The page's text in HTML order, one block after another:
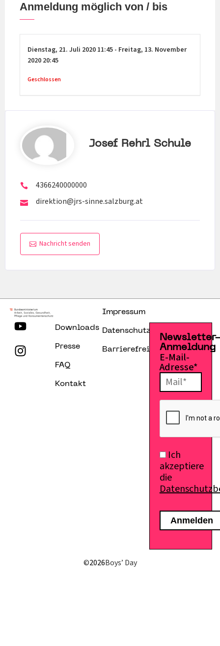
Anmeldung möglich von / bis
Dienstag, 21. Juli 2020 11:45 - Freitag, 13. November
2020 20:45
Geschlossen
Josef Rehrl Schule
4366240000000
direktion@jrs-sinne.salzburg.at
Nachricht senden
Downloads
Presse
FAQ
Kontakt
Impressum
Datenschutzerklärung
Barrierefreiheitserklärung
Anmeldung
E-Mail-
Adresse*
Ich
akzeptiere
die
©2026Boys’ Day